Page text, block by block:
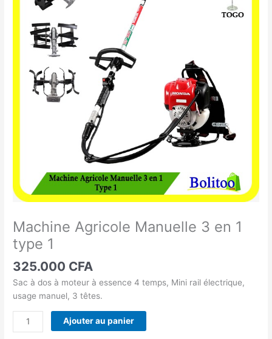
Machine Agricole Manuelle 3 en 1
type 1
325.000 CFA
Sac à dos à moteur à essence 4 temps, Mini rail électrique,
usage manuel, 3 têtes.
type
Ajouter au panier